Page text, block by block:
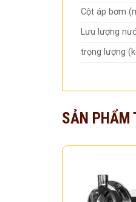
Cột áp bơm
Lưu lượng
trọng lượng
SẢN PHẨM